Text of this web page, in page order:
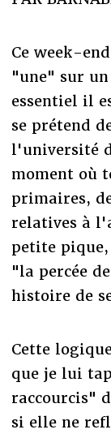
Ce week-
"une" sur
essentiel il
se prétend
l'université
moment où
primaires,
relatives à
petite pique,
"la percée
histoire de
Cette
que je lui
raccourcis"
si elle ne